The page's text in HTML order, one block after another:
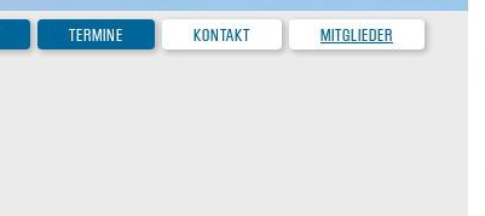
TERMINE KONTAKT
MITGLIEDER